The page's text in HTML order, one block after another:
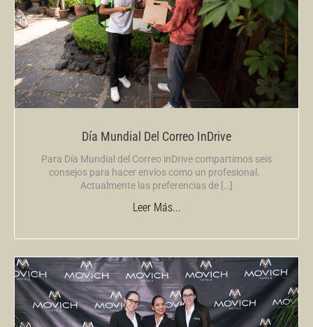
Día Mundial Del Correo InDrive
Para Día Mundial del Correo inDrive compartimos seis
consejos para hacer envíos como un profesional.
Actualmente las preferencias de […]
Leer Más...